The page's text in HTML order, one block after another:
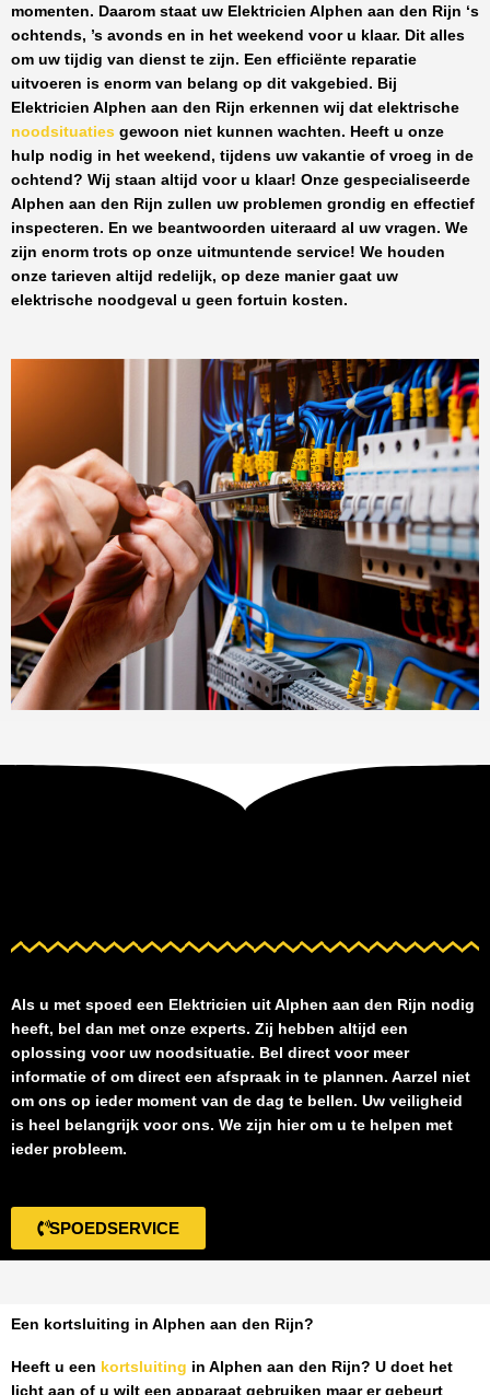
momenten. Daarom staat uw Elektricien Alphen aan den Rijn ‘s
ochtends, ’s avonds en in het weekend voor u klaar. Dit alles
om uw tijdig van dienst te zijn. Een efficiënte reparatie
uitvoeren is enorm van belang op dit vakgebied. Bij
Elektricien Alphen aan den Rijn erkennen wij dat elektrische
noodsituaties gewoon niet kunnen wachten. Heeft u onze
hulp nodig in het weekend, tijdens uw vakantie of vroeg in de
ochtend? Wij staan altijd voor u klaar! Onze gespecialiseerde
Alphen aan den Rijn zullen uw problemen grondig en effectief
inspecteren. En we beantwoorden uiteraard al uw vragen. We
zijn enorm trots op onze uitmuntende service! We houden
onze tarieven altijd redelijk, op deze manier gaat uw
elektrische noodgeval u geen fortuin kosten.
Als u met spoed een Elektricien uit Alphen aan den Rijn nodig
heeft, bel dan met onze experts. Zij hebben altijd een
oplossing voor uw noodsituatie. Bel direct voor meer
informatie of om direct een afspraak in te plannen. Aarzel niet
om ons op ieder moment van de dag te bellen. Uw veiligheid
is heel belangrijk voor ons. We zijn hier om u te helpen met
ieder probleem.
SPOEDSERVICE
Een kortsluiting in Alphen aan den Rijn?
Heeft u een kortsluiting in Alphen aan den Rijn? U doet het
licht aan of u wilt een apparaat gebruiken maar er gebeurt